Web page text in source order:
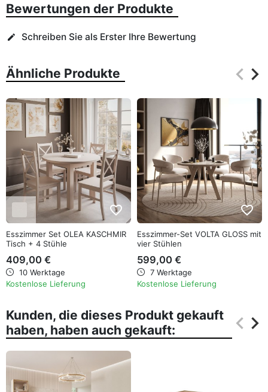
Bewertungen der Produkte
edit Schreiben Sie als Erster Ihre Bewertung
Ähnliche Produkte keyboard_arrow_left
keyboard_arrow_right
favorite_border
Esszimmer Set OLEA KASCHMIR
Tisch + 4 Stühle
409,00 €
10 Werktage
Kostenlose Lieferung
favorite_border
Esszimmer-Set VOLTA GLOSS mit
vier Stühlen
599,00 €
7 Werktage
Kostenlose Lieferung
Kunden, die dieses Produkt gekauft
haben, haben auch gekauft:
keyboard_arrow_left
keyboard_arrow_right